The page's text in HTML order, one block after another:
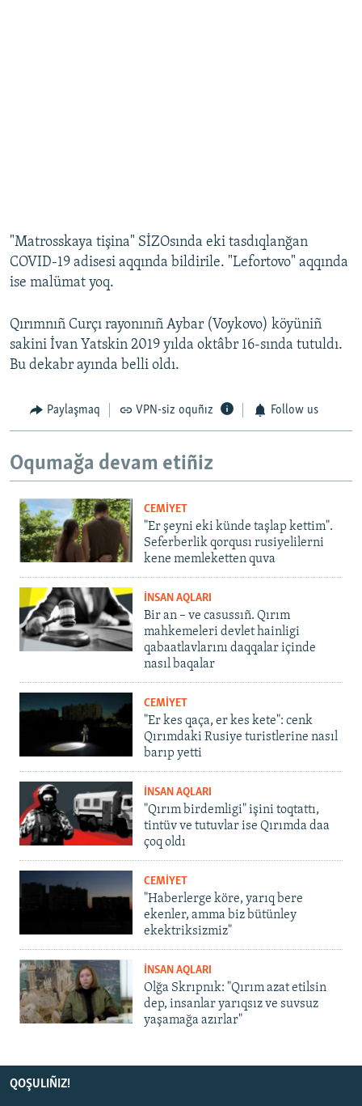
"Matrosskaya tişina" SİZOsında eki tasdıqlanğan
COVID-19 adisesi aqqında bildirile. "Lefortovo" aqqında
ise malümat yoq.
Qırımnıñ Curçı rayonınıñ Aybar (Voykovo) köyüniñ
sakini İvan Yatskin 2019 yılda oktâbr 16-sında tutuldı.
Bu dekabr ayında belli oldı.
Paylaşmaq VPN-siz oquñız Follow us
Oqumağa devam etiñiz
CEMİYET
"Er şeyni eki künde taşlap kettim".
Seferberlik qorqusı rusiyelilerni
kene memleketten quva
İNSAN AQLARI
Bir an – ve casussıñ. Qırım
mahkemeleri devlet hainligi
qabaatlavlarını daqqalar içinde
nasıl baqalar
CEMİYET
"Er kes qaça, er kes kete": cenk
Qırımdaki Rusiye turistlerine nasıl
barıp yetti
İNSAN AQLARI
"Qırım birdemligi" işini toqtattı,
tintüv ve tutuvlar ise Qırımda daa
çoq oldı
CEMİYET
"Haberlerge köre, yarıq bere
ekenler, amma biz bütünley
ekektriksizmiz"
İNSAN AQLARI
Olğa Skrıpnık: "Qırım azat etilsin
dep, insanlar yarıqsız ve suvsuz
yaşamağa azırlar"
QOŞULIÑIZ!